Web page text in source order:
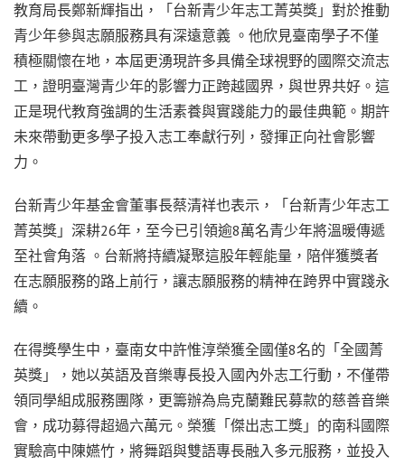
教育局長鄭新輝指出，「台新青少年志工菁英獎」對於推動
青少年參與志願服務具有深遠意義 。他欣見臺南學子不僅
積極關懷在地，本屆更湧現許多具備全球視野的國際交流志
工，證明臺灣青少年的影響力正跨越國界，與世界共好。這
正是現代教育強調的生活素養與實踐能力的最佳典範。期許
未來帶動更多學子投入志工奉獻行列，發揮正向社會影響
力。
台新青少年基金會董事長蔡清祥也表示，「台新青少年志工
菁英獎」深耕26年，至今已引領逾8萬名青少年將溫暖傳遞
至社會角落 。台新將持續凝聚這股年輕能量，陪伴獲獎者
在志願服務的路上前行，讓志願服務的精神在跨界中實踐永
續。
在得獎學生中，臺南女中許惟淳榮獲全國僅8名的「全國菁
英獎」，她以英語及音樂專長投入國內外志工行動，不僅帶
領同學組成服務團隊，更籌辦為烏克蘭難民募款的慈善音樂
會，成功募得超過六萬元。榮獲「傑出志工獎」的南科國際
實驗高中陳嬿竹，將舞蹈與雙語專長融入多元服務，並投入